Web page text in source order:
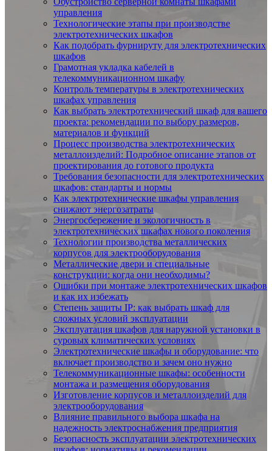
управления
Технологические этапы при производстве
электротехнических шкафов
Как подобрать фурнируту для электротехнических
шкафов
Грамотная укладка кабелей в
телекоммуникационном шкафу
Контроль температуры в электротехнических
шкафах управления
Как выбрать электротехнический шкаф для вашего
проекта: рекомендации по выбору размеров,
материалов и функций
Процесс производства электротехнических
металлоизделий: Подробное описание этапов от
проектирования до готового продукта
Требования безопасности для электротехнических
шкафов: стандарты и нормы
Как электротехнические шкафы управления
снижают энергозатраты
Энергосбережение и экологичность в
электротехнических шкафах нового поколения
Технологии производства металлических
корпусов для электрооборудования
Металлические двери и специальные
конструкции: когда они необходимы?
Ошибки при монтаже электротехнических шкафов
и как их избежать
Степень защиты IP: как выбрать шкаф для
сложных условий эксплуатации
Эксплуатация шкафов для наружной установки в
суровых климатических условиях
Электротехнические шкафы и оборудование: что
включает производство и зачем оно нужно
Телекоммуникационные шкафы: особенности
монтажа и размещения оборудования
Изготовление корпусов и металлоизделий для
электрооборудования
Влияние правильного выбора шкафа на
надежность электроснабжения предприятия
Безопасность эксплуатации электротехнических